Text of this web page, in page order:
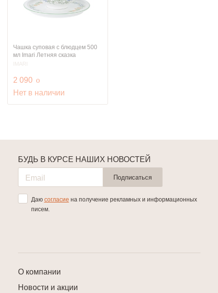
Чашка суповая с блюдцем 500
мл Imari Летняя сказка
IMARI
2 090 руб.
o
Нет в наличии
О компании
Новости и акции
БУДЬ В КУРСЕ НАШИХ НОВОСТЕЙ
Подписаться
Даю согласие на получение рекламных и информационных
писем.